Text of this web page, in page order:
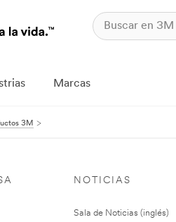
Marcas
3M
NOTICIAS
Sala de Noticias (inglés)